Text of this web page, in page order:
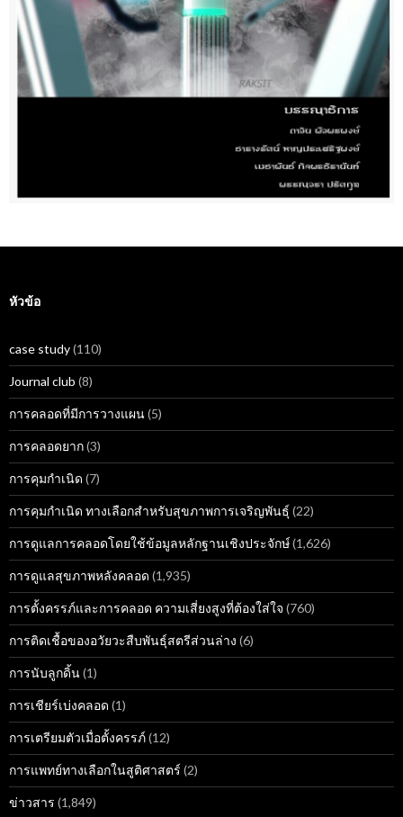
หัวข้อ
case study(110)
Journal club (8)
การคลอดที่มีการวางแผน(5)
การคลอดยาก(3)
การคุมกำเนิด (7)
การคุมกำเนิด ทางเลือกสำหรับสุขภาพการเจริญพันธุ์ (22)
การดูแลการคลอดโดยใช้ข้อมูลหลักฐานเชิงประจักษ์(1,626)
การดูแลสุขภาพหลังคลอด (1,935)
การตั้งครรภ์และการคลอด ความเสี่ยงสูงที่ต้องใส่ใจ (760)
การติดเชื้อของอวัยวะสืบพันธุ์สตรีส่วนล่าง (6)
การนับลูกดิ้น(1)
การเชียร์เบ่งคลอด (1)
การเตรียมตัวเมื่อตั้งครรภ์(12)
การแพทย์ทางเลือกในสูติศาสตร์ (2)
ข่าวสาร (1,849)